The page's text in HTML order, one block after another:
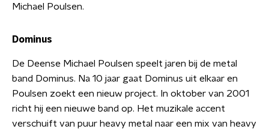
Michael Poulsen.
Dominus
De Deense Michael Poulsen speelt jaren bij de metal
band Dominus. Na 10 jaar gaat Dominus uit elkaar en
Poulsen zoekt een nieuw project. In oktober van 2001
richt hij een nieuwe band op. Het muzikale accent
verschuift van puur heavy metal naar een mix van heavy